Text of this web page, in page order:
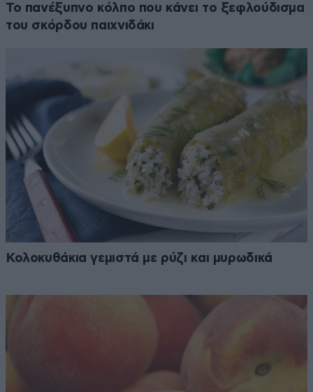
Το πανέξυπνο κόλπο που κάνει το ξεφλούδισμα
του σκόρδου παιχνιδάκι
Κολοκυθάκια γεμιστά με ρύζι και μυρωδικά